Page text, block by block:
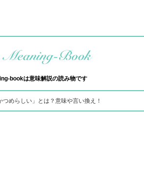
bookは意味解説の読み物です
つめらしい」とは？意味や言い換え！